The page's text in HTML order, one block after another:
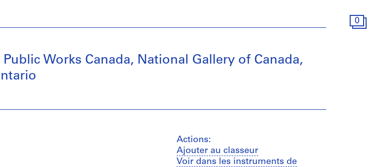
0
Works Canada, National Gallery of Canada,
Actions:
Ajouter au classeur
Voir dans les instruments de